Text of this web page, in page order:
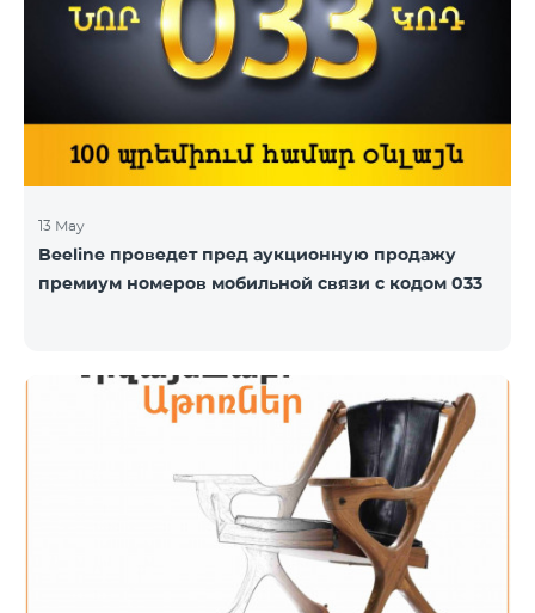
3500» - соответственно 5 и 7 ГБ вместо прежних 3
и 4 ГБ. «Объемы использования мобильного
интернета растут во всем мире, а количество пол
13 May
Beeline проведет пред аукционную продажу
премиум номеров мобильной связи с кодом 033